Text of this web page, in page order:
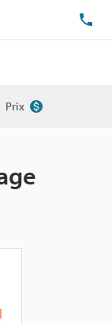
Prix